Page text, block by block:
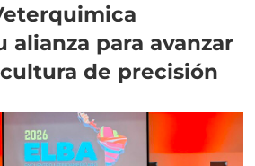
alianza para avanzar
de precisión